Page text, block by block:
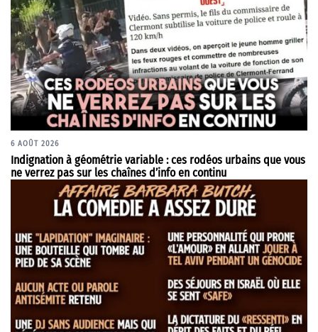
6 AOÛT 2026
Indignation à géométrie variable : ces rodéos urbains que vous
ne verrez pas sur les chaînes d’info en continu